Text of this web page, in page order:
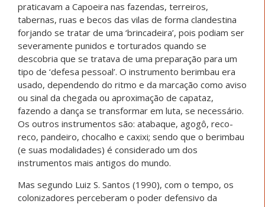
praticavam a Capoeira nas fazendas, terreiros,
tabernas, ruas e becos das vilas de forma clandestina
forjando se tratar de uma ‘brincadeira’, pois podiam ser
severamente punidos e torturados quando se
descobria que se tratava de uma preparação para um
tipo de ‘defesa pessoal’. O instrumento berimbau era
usado, dependendo do ritmo e da marcação como aviso
ou sinal da chegada ou aproximação de capataz,
fazendo a dança se transformar em luta, se necessário.
Os outros instrumentos são: atabaque, agogô, reco-
reco, pandeiro, chocalho e caxixi; sendo que o berimbau
(e suas modalidades) é considerado um dos
instrumentos mais antigos do mundo.
Mas segundo Luiz S. Santos (1990), com o tempo, os
colonizadores perceberam o poder defensivo da